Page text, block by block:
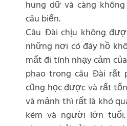
hung dữ và càng
câu biển.
Câu Đài chịu không
những nơi có đáy hồ
mất đi tính nhạy cảm
phao trong câu Đài rất
cũng học được và rất
và mảnh thì rất là khó
kém và người lớn